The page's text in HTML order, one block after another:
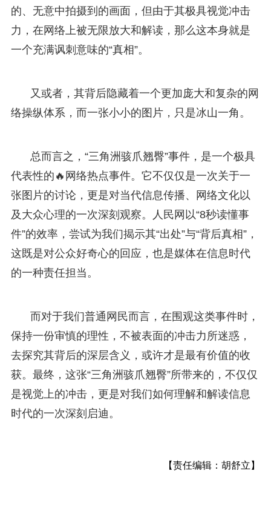
的、无意中拍摄到的画面，但由于其极具视觉冲击
力，在网络上被无限放大和解读，那么这本身就是
一个充满讽刺意味的“真相”。
又或者，其背后隐藏着一个更加庞大和复杂的网
络操纵体系，而一张小小的图片，只是冰山一角。
总而言之，“三角洲骇爪翘臀”事件，是一个极具
代表性的🔥网络热点事件。它不仅仅是一次关于一
张图片的讨论，更是对当代信息传播、网络文化以
及大众心理的一次深刻观察。人民网以“8秒读懂事
件”的效率，尝试为我们揭示其“出处”与“背后真相”，
这既是对公众好奇心的回应，也是媒体在信息时代
的一种责任担当。
而对于我们普通网民而言，在围观这类事件时，
保持一份审慎的理性，不被表面的冲击力所迷惑，
去探究其背后的深层含义，或许才是最有价值的收
获。最终，这张“三角洲骇爪翘臀”所带来的，不仅仅
是视觉上的冲击，更是对我们如何理解和解读信息
时代的一次深刻启迪。
【责任编辑：胡舒立】